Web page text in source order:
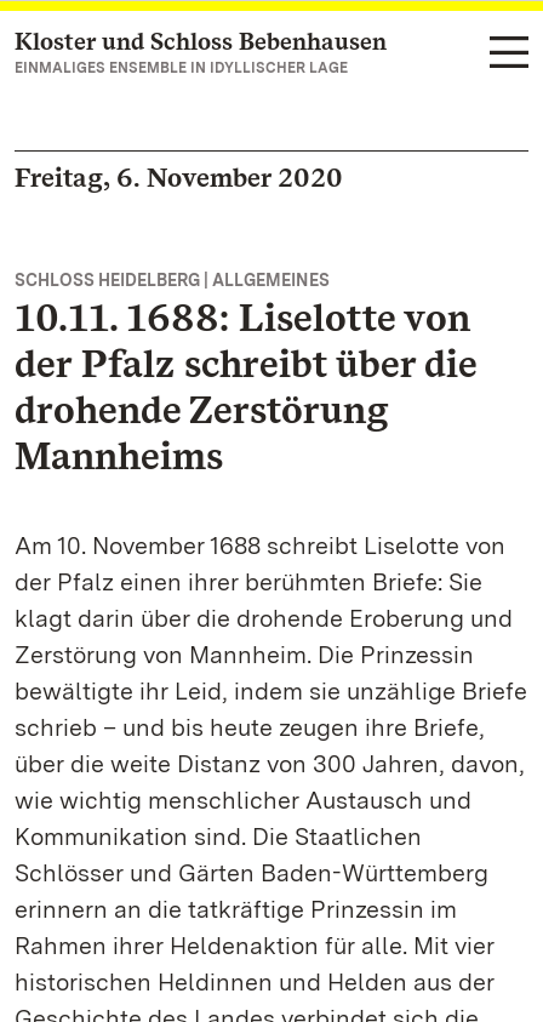
Zum Hauptinhalt springen
Kloster und Schloss Bebenhausen
EINMALIGES ENSEMBLE IN IDYLLISCHER LAGE
Freitag, 6. November 2020
SCHLOSS HEIDELBERG | ALLGEMEINES
10.11. 1688: Liselotte von
der Pfalz schreibt über die
drohende Zerstörung
Mannheims
Am 10. November 1688 schreibt Liselotte von
der Pfalz einen ihrer berühmten Briefe: Sie
klagt darin über die drohende Eroberung und
Zerstörung von Mannheim. Die Prinzessin
bewältigte ihr Leid, indem sie unzählige Briefe
schrieb – und bis heute zeugen ihre Briefe,
über die weite Distanz von 300 Jahren, davon,
wie wichtig menschlicher Austausch und
Kommunikation sind. Die Staatlichen
Schlösser und Gärten Baden-Württemberg
erinnern an die tatkräftige Prinzessin im
Rahmen ihrer Heldenaktion für alle. Mit vier
historischen Heldinnen und Helden aus der